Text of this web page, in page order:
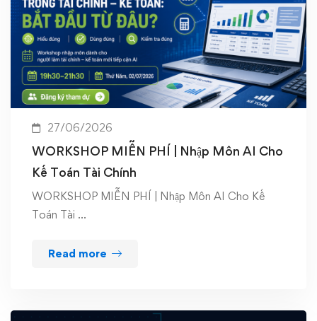
27/06/2026
WORKSHOP MIỄN PHÍ | Nhập Môn AI Cho
Kế Toán Tài Chính
WORKSHOP MIỄN PHÍ | Nhập Môn AI Cho Kế
Toán Tài …
Read more